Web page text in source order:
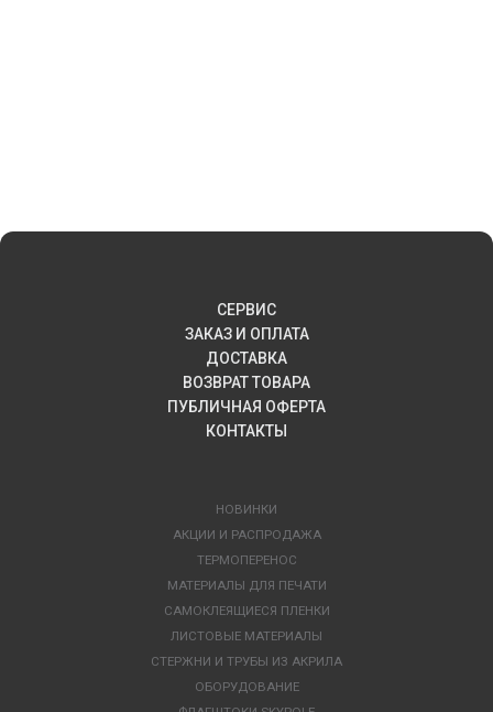
СЕРВИС
ЗАКАЗ И ОПЛАТА
ДОСТАВКА
ВОЗВРАТ ТОВАРА
ПУБЛИЧНАЯ ОФЕРТА
КОНТАКТЫ
НОВИНКИ
АКЦИИ И РАСПРОДАЖА
ТЕРМОПЕРЕНОС
МАТЕРИАЛЫ ДЛЯ ПЕЧАТИ
САМОКЛЕЯЩИЕСЯ ПЛЕНКИ
ЛИСТОВЫЕ МАТЕРИАЛЫ
СТЕРЖНИ И ТРУБЫ ИЗ АКРИЛА
ОБОРУДОВАНИЕ